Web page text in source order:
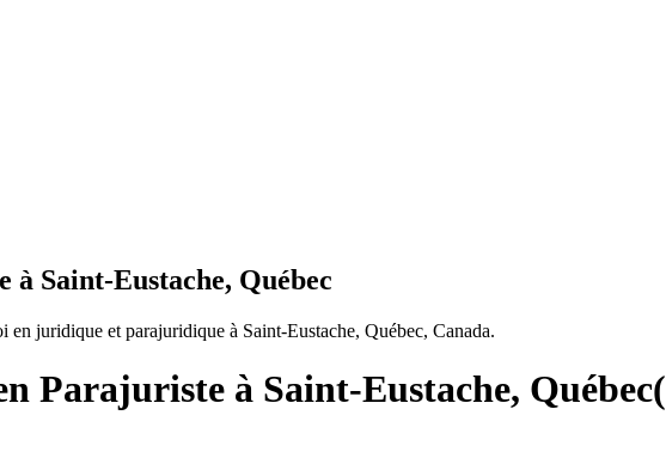
Saint-Eustache, Québec
juridique et parajuridique à Saint-Eustache, Québec, Canada.
Parajuriste à Saint-Eustache, Québec(